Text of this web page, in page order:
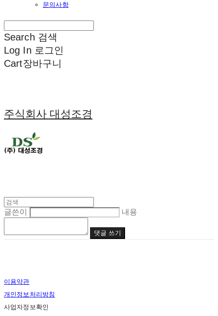
문의사항
Search 검색
Log In 로그인
Cart장바구니
주식회사 대성조경
글쓴이 내용
댓글 쓰기
이용약관
개인정보처리방침
사업자정보확인